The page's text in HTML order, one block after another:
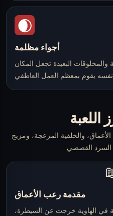
🌒
أجواء مظلمة
والمخلوقات البعيدة تجعل المكان
اللعبة
والخلفية المزعجة، ومزيج
مقدمة رعب الأعماق
في الهاوية خرجت عن السيطرة،